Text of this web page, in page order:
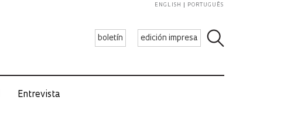
boletín edición impresa
ENGLISH PORTUGUÊS
Entrevista